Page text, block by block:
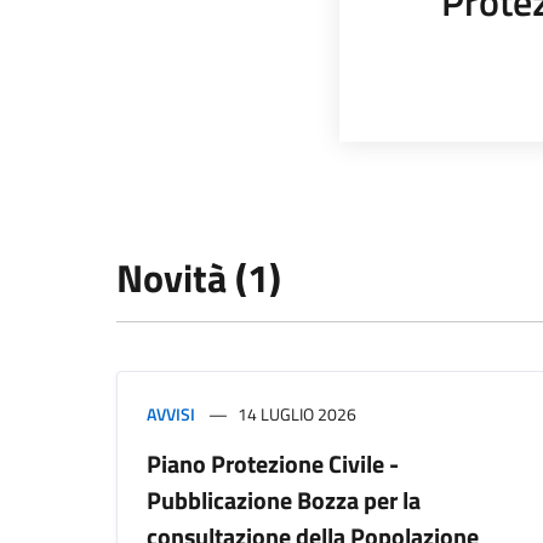
Novità (1)
AVVISI 14 LUGLIO 2026
Piano Protezione Civile -
Pubblicazione Bozza per la